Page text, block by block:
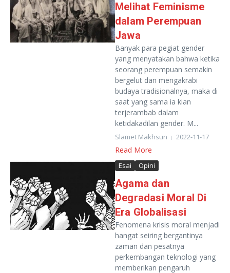
Melihat Feminisme
dalam Perempuan
Jawa
Banyak para pegiat gender
yang menyatakan bahwa ketika
seorang perempuan semakin
bergelut dan mengakrabi
budaya tradisionalnya, maka di
saat yang sama ia kian
terjerambab dalam
ketidakadilan gender. M...
Slamet Makhsun 2022-11-17
Read More
Esai Opini
Agama dan
Degradasi Moral Di
Era Globalisasi
Fenomena krisis moral menjadi
hangat seiring bergantinya
zaman dan pesatnya
perkembangan teknologi yang
memberikan pengaruh